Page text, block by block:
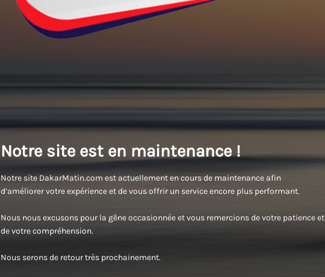
Notre site est en maintenance !
Notre site DakarMatin.com est actuellement en cours de maintenance afin
d’améliorer votre expérience et de vous offrir un service encore plus performant.
Nous nous excusons pour la gêne occasionnée et vous remercions de votre patience et
de votre compréhension.
Nous serons de retour très prochainement.